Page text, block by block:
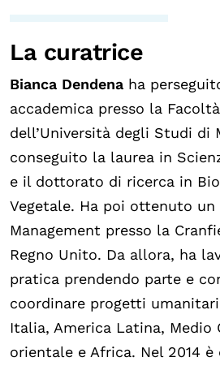
La curatrice
Bianca Dendena ha
accademica presso la
dell’Università degli Studi di
conseguito la laurea in
e il dottorato di ricerca in
Vegetale. Ha poi ottenuto un
Management presso la
Regno Unito. Da allora, ha
pratica prendendo parte e
coordinare progetti
Italia, America Latina, Medio
orientale e Africa. Nel 2014